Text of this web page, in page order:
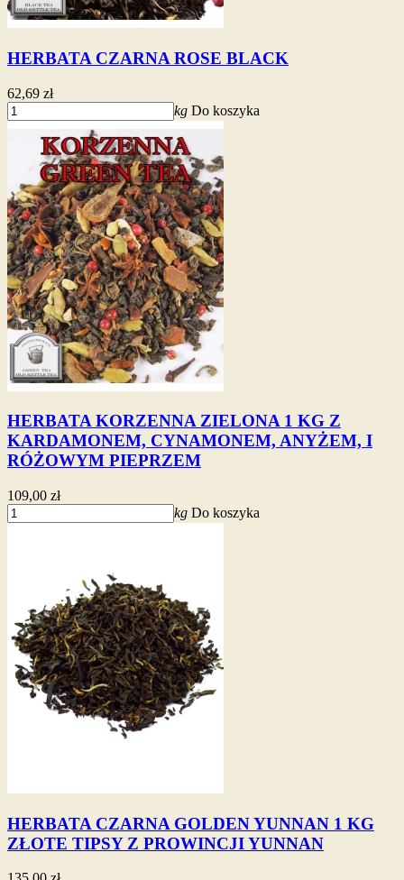
HERBATA CZARNA ROSE BLACK
62,69 zł
kg Do koszyka
HERBATA KORZENNA ZIELONA 1 KG Z
KARDAMONEM, CYNAMONEM, ANYŻEM, I
RÓŻOWYM PIEPRZEM
109,00 zł
kg Do koszyka
HERBATA CZARNA GOLDEN YUNNAN 1 KG
ZŁOTE TIPSY Z PROWINCJI YUNNAN